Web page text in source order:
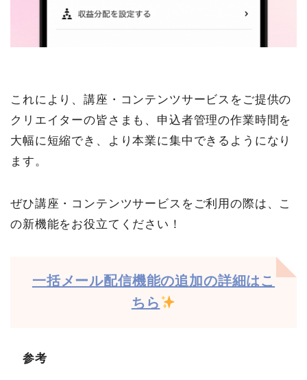
これにより、講座・コンテンツサービスをご提供の
クリエイターの皆さまも、申込者管理の作業時間を
大幅に短縮でき、より本業に集中できるようになり
ます。
ぜひ講座・コンテンツサービスをご利用の際は、こ
の新機能をお役立てください！
一括メール配信機能の追加の詳細はこ
ちら
参考